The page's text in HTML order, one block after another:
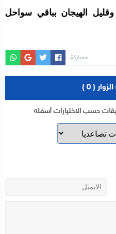
الهيجان بباقي سواحل
مشاركة
( 0 )
حسب الاختيارات أسفله